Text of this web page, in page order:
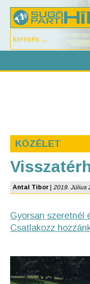
KÖZÉLET
Antal Tibor 2019. Július
Gyorsan szeretnél
Csatlakozz